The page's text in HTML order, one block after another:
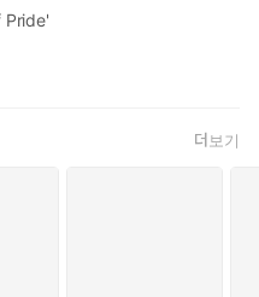
걸어가 그녀를 안았다.
손가락으로 그녀의 목덜미를
Pride'
더보기